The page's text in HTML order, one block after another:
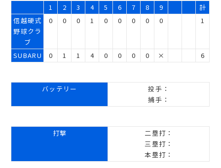
1
2 3 4 5 6 7 8 9
計
信越硬式
野球クラ
ブ
0 0 0 1 0 0 0 0 0 1
SUBARU 0 1 1 4 0 0 0 0 × 6
バッテリー
投手：
捕手：
打撃
二塁打：
三塁打：
本塁打：